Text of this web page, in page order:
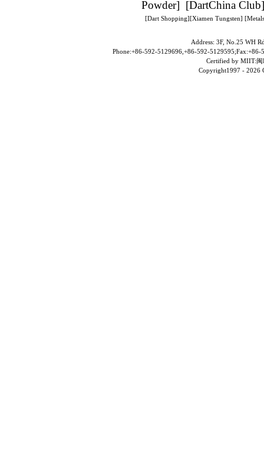
Powder] [DartChina Club
[Dart Shopping][Xiamen Tungsten]
Address: 3F, No.25 WH
Phone:+86-592-5129696,+86-592-
Certified by MIIT:
Copyright1997 -2026